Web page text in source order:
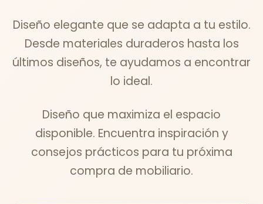
Diseño elegante que se adapta a tu estilo.
Desde materiales duraderos hasta los
últimos diseños, te ayudamos a encontrar
lo ideal.
Diseño que maximiza el espacio
disponible. Encuentra inspiración y
consejos prácticos para tu próxima
compra de mobiliario.